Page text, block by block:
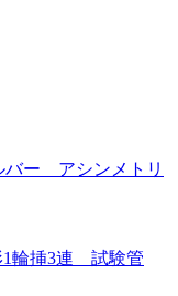
ー アシンメトリ
輪挿3連 試験管